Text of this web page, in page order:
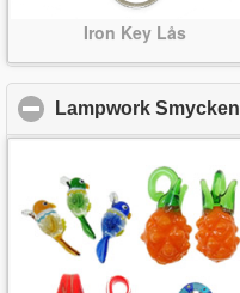
Iron Key Lås
Lampwork Smycken